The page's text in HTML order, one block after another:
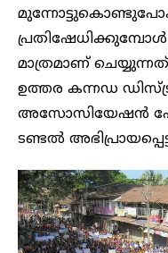
മാത്രമാണ്
ഉത്തര കന്ന‍ഡ
അസോസിയേഷൻ
ടണ്ടൽ